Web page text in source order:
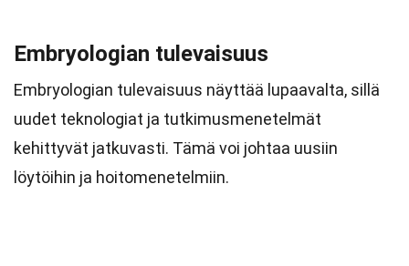
Embryologian tulevaisuus
Embryologian tulevaisuus näyttää lupaavalta, sillä
uudet teknologiat ja tutkimusmenetelmät
kehittyvät jatkuvasti. Tämä voi johtaa uusiin
löytöihin ja hoitomenetelmiin.